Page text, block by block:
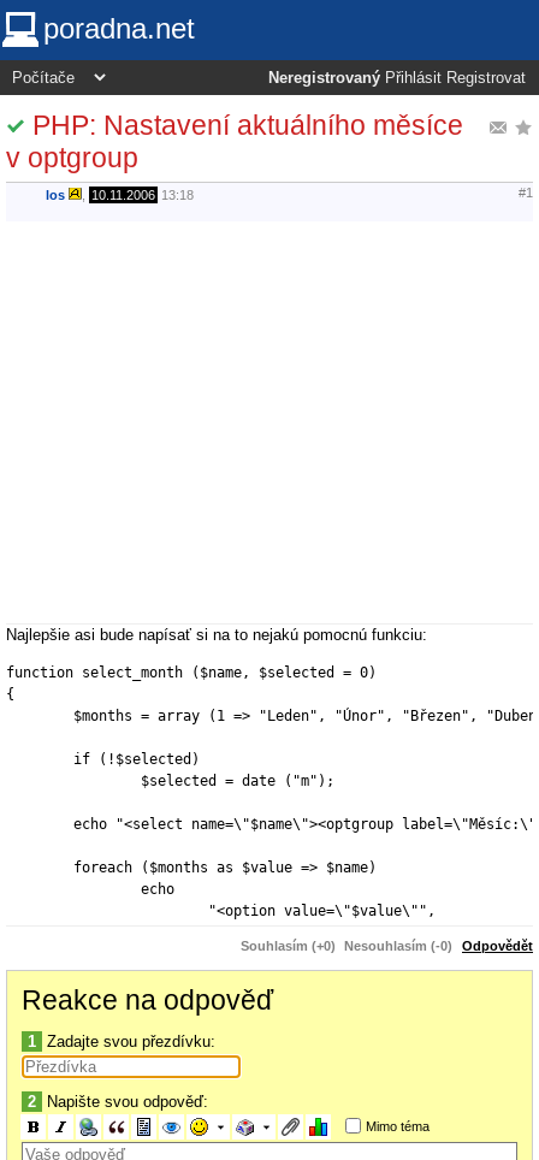
poradna.net
Neregistrovaný Přihlásit Registrovat
PHP: Nastavení aktuálního měsíce
v optgroup
los 10.11.2006 13:18 #1
Najlepšie asi bude napísať si na to nejakú pomocnú funkciu:
function select_month ( $name , $selected
= 0)
{
$months = array (1 => "Leden" , "Únor" , "Březen" ,
if (! $selected )
$selected
= date ( "m" );
echo "<select name=\"$name\"><optgroup
foreach ( $months as $value => $name)
echo
"<option value=\"$value\"" ,
">$name</option>";
echo "</optgroup></select>"
Tú potom budeš volať pri renderovaní HTML:
<?=select_month ("mesic")?>
Souhlasím (+0) Nesouhlasím (-0) Odpovědět
Reakce na odpověď
1 Zadajte svou přezdívku:
2 Napište svou odpověď:
Mimo téma